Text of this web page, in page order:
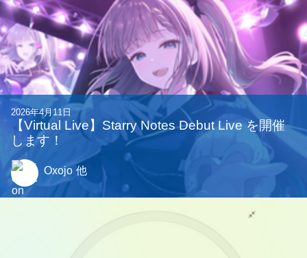
2026年4月11日
【Virtual Live】Starry Notes Debut Live を開催
します！
Oxojo 他